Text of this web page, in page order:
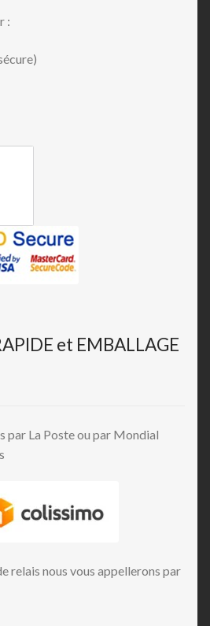
:
et EMBALLAGE
par La Poste ou par Mondial
relais nous vous appellerons par